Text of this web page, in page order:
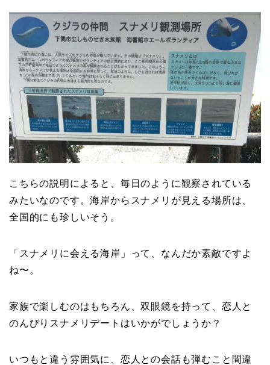
こちらの説明によると、毎日のように観察されている
みたいなのです。海岸からスナメリが見える場所は、
全国的にも珍しいそう。
「スナメリに会える海岸」って、なんだか素敵ですよ
ね〜。
家族で楽しむのはもちろん、双眼鏡を持って、恋人と
のんびりスナメリデートはいかがでしょうか？
いつもと違う雰囲気に、恋人との会話も弾むこと間違